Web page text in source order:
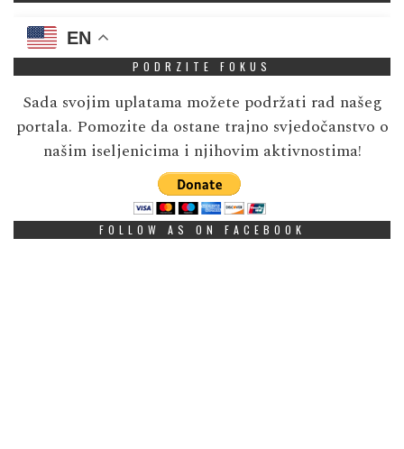
EN
PODRZITE FOKUS
Sada svojim uplatama možete podržati rad našeg
portala. Pomozite da ostane trajno svjedočanstvo o
našim iseljenicima i njihovim aktivnostima!
FOLLOW AS ON FACEBOOK